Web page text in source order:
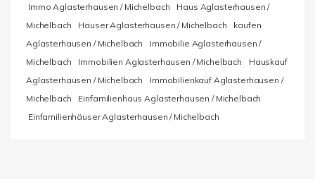
Immo Aglasterhausen / Michelbach
Haus Aglasterhausen /
Michelbach
Häuser Aglasterhausen / Michelbach
kaufen
Aglasterhausen / Michelbach
Immobilie Aglasterhausen /
Michelbach
Immobilien Aglasterhausen / Michelbach
Hauskauf
Aglasterhausen / Michelbach
Immobilienkauf Aglasterhausen /
Michelbach
Einfamilienhaus Aglasterhausen / Michelbach
Einfamilienhäuser Aglasterhausen / Michelbach